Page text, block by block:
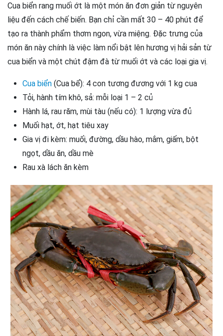
Cua biển rang muối ớt là một món ăn đơn giản từ nguyên
liệu đến cách chế biến. Bạn chỉ cần mất 30 – 40 phút để
tạo ra thành phẩm thơm ngon, vừa miệng. Đặc trưng của
món ăn này chính là việc làm nổi bật lên hương vị hải sản từ
cua biển và một chút đậm đà từ muối ớt và các loại gia vị.
Cua biển (Cua bể): 4 con tương đương với 1 kg cua
Tỏi, hành tím khô, sả: mỗi loại 1 – 2 củ
Hành lá, rau răm, mùi tàu (nếu có): 1 lượng vừa đủ
Muối hạt, ớt, hạt tiêu xay
Gia vị đi kèm: muối, đường, dầu hào, mắm, giấm, bột
ngọt, dầu ăn, dầu mè
Rau xà lách ăn kèm